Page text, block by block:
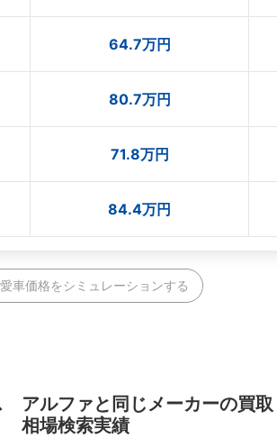
64.7万円
80.7万円
71.8万円
84.4万円
車価格をシミュレーションする
アルファと同じメーカーの買取
相場検索実績